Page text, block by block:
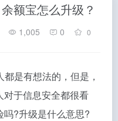
额宝怎么升级？
1,005 0 0
都是有想法的，但是，
对于信息安全都很看
?升级是什么意思?